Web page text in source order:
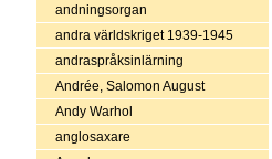
andningsorgan
andra världskriget 1939-1945
andraspråksinlärning
Andrée, Salomon August
Andy Warhol
anglosaxare